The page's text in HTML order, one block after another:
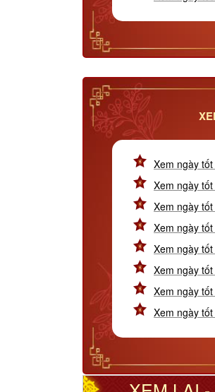
Xem ngày
Xem ngày
Xem ngày
Xem ngày
Xem ngày
Xem ngày
Xem ngày
Xem ngày